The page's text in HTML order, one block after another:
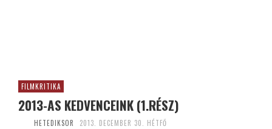
FILMKRITIKA
2013-AS KEDVENCEINK (1.RÉSZ)
HETEDIKSOR 2013. DECEMBER 30. HÉTFŐ